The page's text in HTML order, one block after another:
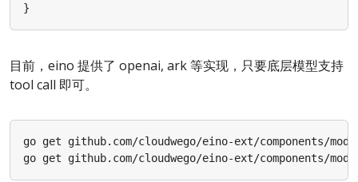
}
目前，eino 提供了 openai, ark 等实现，只要底层模型支持
tool call 即可。